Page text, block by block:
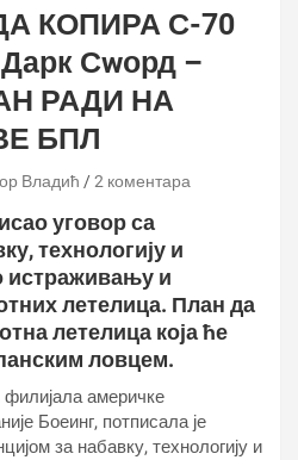
КОПИРА С-70
Сwорд –
РАДИ НА
БПЛ
Владић 2 коментара
уговор са
технологију и
истраживању и
летелица. План да
летелица која ће
ловцем.
филијала америчке
Боеинг, потписала је
за набавку, технологију и